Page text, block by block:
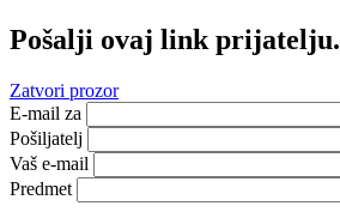
Pošalji ovaj link prijatelju.
Zatvori prozor
E-mail za
Pošiljatelj
Vaš e-mail
Predmet